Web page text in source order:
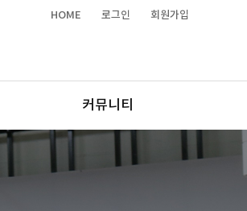
HOME 로그인 회원가입
커뮤니티